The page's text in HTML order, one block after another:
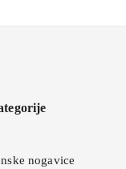
nogavice